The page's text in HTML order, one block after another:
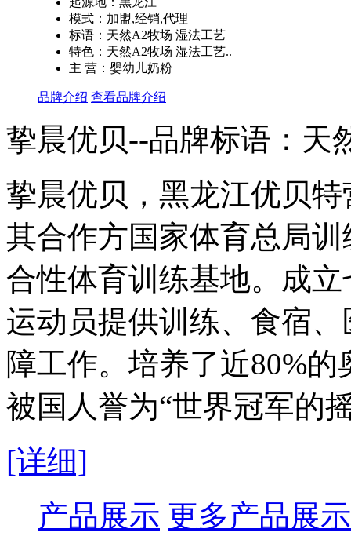
模式：加盟,经销,代理
标语：天然A2牧场 湿法工艺
特色：天然A2牧场 湿法工艺..
主 营：婴幼儿奶粉
品牌介绍 查看品牌介绍
挚晨优贝--品牌标语： 天
挚晨优贝，黑龙江优贝
其合作方国家体育总局
合性体育训练基地。成
运动员提供训练、食宿
障工作。培养了近80%
被国人誉为“世界冠军的
[详细]
产品展示 更多产品展示